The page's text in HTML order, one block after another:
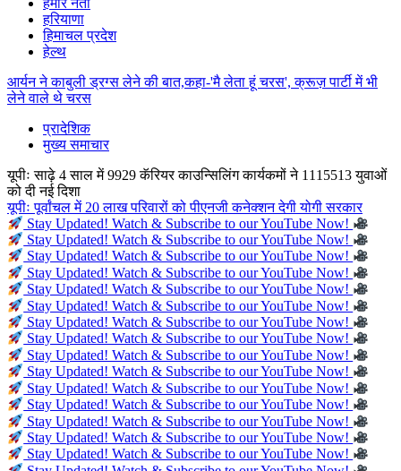
हरियाणा
हिमाचल प्रदेश
हेल्थ
आर्यन ने काबुली ड्रग्स लेने की बात,कहा-'मै लेता हूं चरस', क्रूज़ पार्टी में भी
लेने वाले थे चरस
प्रादेशिक
मुख्य समाचार
यूपीः साढ़े 4 साल में 9929 कॅरियर काउन्सिलिंग कार्यकमों ने 1115513 युवाओं
को दी नई दिशा
यूपीः पूर्वांचल में 20 लाख परिवारों को पीएनजी कनेक्शन देगी योगी सरकार
Stay Updated! Watch & Subscribe to our YouTube Now!
Stay Updated! Watch & Subscribe to our YouTube Now!
Stay Updated! Watch & Subscribe to our YouTube Now!
Stay Updated! Watch & Subscribe to our YouTube Now!
Stay Updated! Watch & Subscribe to our YouTube Now!
Stay Updated! Watch & Subscribe to our YouTube Now!
Stay Updated! Watch & Subscribe to our YouTube Now!
Stay Updated! Watch & Subscribe to our YouTube Now!
Stay Updated! Watch & Subscribe to our YouTube Now!
Stay Updated! Watch & Subscribe to our YouTube Now!
Stay Updated! Watch & Subscribe to our YouTube Now!
Stay Updated! Watch & Subscribe to our YouTube Now!
Stay Updated! Watch & Subscribe to our YouTube Now!
Stay Updated! Watch & Subscribe to our YouTube Now!
Stay Updated! Watch & Subscribe to our YouTube Now!